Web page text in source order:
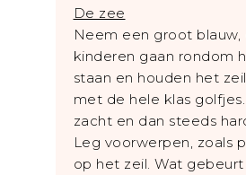
De zee
Neem een groot blauw,
kinderen gaan rondom
staan en houden het
met de hele klas
zacht en dan steeds
Leg voorwerpen, zoals
op het zeil. Wat